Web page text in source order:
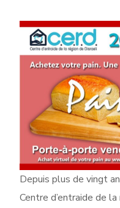
Depuis plus de vingt
Centre d’entraide de